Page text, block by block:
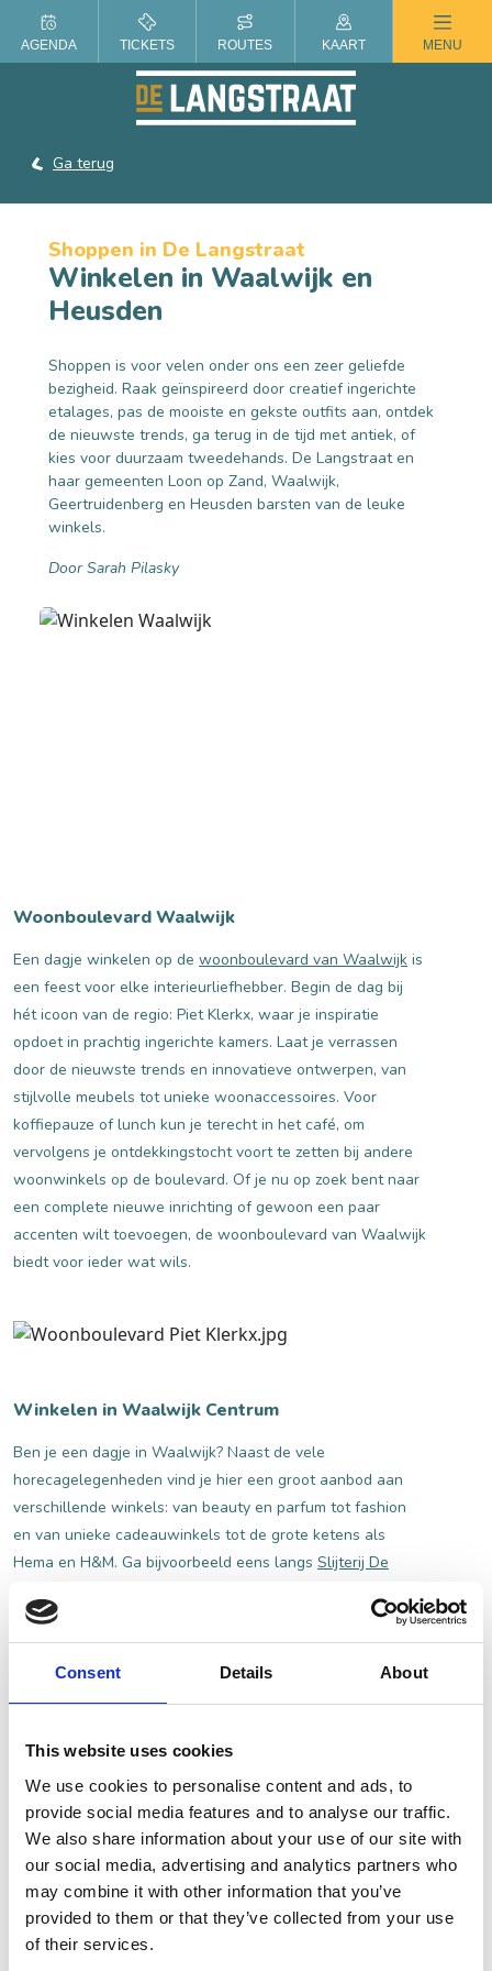
Consent Details About
This website uses cookies
We use cookies to personalise content and ads, to
provide social media features and to analyse our traffic.
We also share information about your use of our site with
our social media, advertising and analytics partners who
may combine it with other information that you’ve
provided to them or that they’ve collected from your use
of their services.
ZOMER IN DE LANGSTRAAT
Ga terug
Shoppen in De Langstraat
Winkelen in Waalwijk en
Heusden
Shoppen is voor velen onder ons een zeer geliefde
bezigheid. Raak geïnspireerd door creatief ingerichte
etalages, pas de mooiste en gekste outfits aan, ontdek
de nieuwste trends, ga terug in de tijd met antiek, of
kies voor duurzaam tweedehands. De Langstraat en
haar gemeenten Loon op Zand, Waalwijk,
Geertruidenberg en Heusden barsten van de leuke
winkels.
Door Sarah Pilasky
Woonboulevard Waalwijk
Een dagje winkelen op de woonboulevard van Waalwijk is
een feest voor elke interieurliefhebber. Begin de dag bij
hét icoon van de regio: Piet Klerkx, waar je inspiratie
opdoet in prachtig ingerichte kamers. Laat je verrassen
door de nieuwste trends en innovatieve ontwerpen, van
stijlvolle meubels tot unieke woonaccessoires. Voor
koffiepauze of lunch kun je terecht in het café, om
vervolgens je ontdekkingstocht voort te zetten bij andere
woonwinkels op de boulevard. Of je nu op zoek bent naar
een complete nieuwe inrichting of gewoon een paar
accenten wilt toevoegen, de woonboulevard van Waalwijk
biedt voor ieder wat wils.
Winkelen in Waalwijk Centrum
Ben je een dagje in Waalwijk? Naast de vele
horecagelegenheden vind je hier een groot aanbod aan
verschillende winkels: van beauty en parfum tot fashion
en van unieke cadeauwinkels tot de grote ketens als
Hema en H&M. Ga bijvoorbeeld eens langs Slijterij De
wijnen en sterke dranken ook twee speciale
streeklikeuren hebben ontwikkeld. Of shop je nieuwe
outfit bij elkaar bij het alom bekende
Winkelen in Heusden Vesting
Ook in het centrum van Heusden kun je met gemak een
dagje winkelend spenderen! Je vindt hier unieke
boetiekjes, kunstgaleries, antiekzaakjes, mode en zaakjes
vol lekkernijen.Stadsslijterij Heusden (De Waterdrager)
AGENDA TICKETS ROUTES KAART MENU